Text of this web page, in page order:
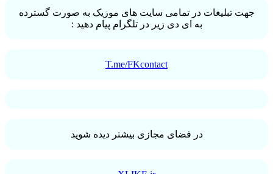
جهت تبلیغات در تمامی سایت های موزیک به صورت گسترده
به ای دی زیر در تلگرام پیام دهید :
T.me/FKcontact
در فضای مجازی بیشتر دیده شوید